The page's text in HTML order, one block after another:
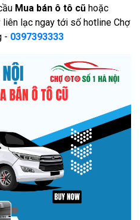
Mua bán ô tô cũ hoặc
liên lạc ngay tới số hotline Chợ
- 0397393333